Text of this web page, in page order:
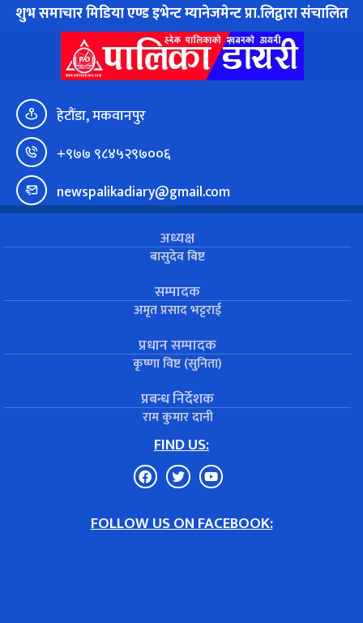
शुभ समाचार मिडिया एण्ड इभेन्ट म्यानेजमेन्ट प्रा.लिद्वारा संचालित
हेटौंडा, मकवानपुर
+९७७ ९८४५२९७००६
newspalikadiary@gmail.com
अध्यक्ष
बासुदेव बिष्ट
सम्पादक
अमृत प्रसाद भट्टराई
प्रधान सम्पादक
कृष्णा विष्ट (सुनिता)
प्रबन्ध निर्देशक
राम कुमार दानी
FIND US:
FOLLOW US ON FACEBOOK: